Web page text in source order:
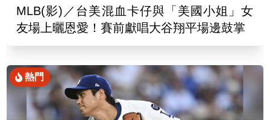
MLB(影)／台美混血卡仔與「美國小姐」女
友場上曬恩愛！賽前獻唱大谷翔平場邊鼓掌
熱門